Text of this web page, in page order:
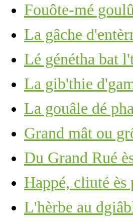
Fouôte-mé
La gâche
Lé génétha bat
La gib'thie
La gouâle dé
Grand mât ou
Du Grand Rué
Happé, cliuté ès
L'hèrbe au